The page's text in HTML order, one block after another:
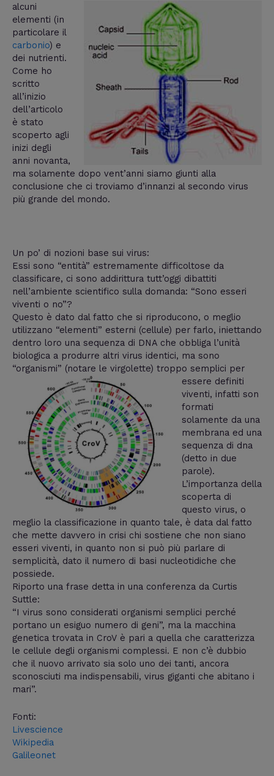
alcuni
elementi (in
particolare il
carbonio) e
dei nutrienti.
Come ho
scritto
all’inizio
dell’articolo
è stato
scoperto agli
inizi degli
anni novanta,
ma solamente dopo vent’anni siamo giunti alla
conclusione che ci troviamo d’innanzi al secondo virus
più grande del mondo.
Un po’ di nozioni base sui virus:
Essi sono “entità” estremamente difficoltose da
classificare, ci sono addirittura tutt’oggi dibattiti
nell’ambiente scientifico sulla domanda: “Sono esseri
viventi o no”?
Questo è dato dal fatto che si riproducono, o meglio
utilizzano “elementi” esterni (cellule) per farlo, iniettando
dentro loro una sequenza di DNA che obbliga l’unità
biologica a produrre altri virus identici, ma sono
“organismi” (notare le virgolette) troppo semplici per
essere definiti
viventi, infatti son
formati
solamente da una
membrana ed una
sequenza di dna
(detto in due
parole).
L’importanza della
scoperta di
questo virus, o
meglio la classificazione in quanto tale, è data dal fatto
che mette davvero in crisi chi sostiene che non siano
esseri viventi, in quanto non si può più parlare di
semplicità, dato il numero di basi nucleotidiche che
possiede.
Riporto una frase detta in una conferenza da Curtis
Suttle:
“I virus sono considerati organismi semplici perché
portano un esiguo numero di geni”, ma la macchina
genetica trovata in CroV è pari a quella che caratterizza
le cellule degli organismi complessi. E non c’è dubbio
che il nuovo arrivato sia solo uno dei tanti, ancora
sconosciuti ma indispensabili, virus giganti che abitano i
mari”.
Fonti:
Livescience
Wikipedia
Galileonet